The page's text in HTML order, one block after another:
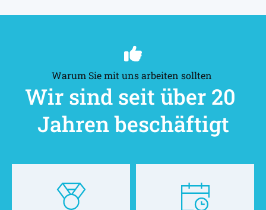
Warum Sie mit uns arbeiten sollten
Wir sind seit über 20
Jahren beschäftigt